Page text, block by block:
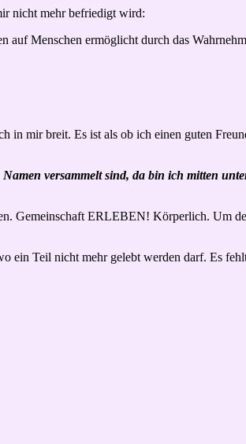
nicht mehr befriedigt wird:
auf Menschen ermöglicht durch das
in mir breit. Es ist als ob ich einen guten
versammelt sind, da bin ich mitten
Gemeinschaft ERLEBEN! Körperlich. Um
ein Teil nicht mehr gelebt werden darf. Es